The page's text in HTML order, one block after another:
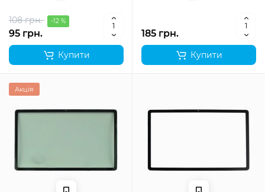
108 грн. -12 %
95 грн.
Купити
185 грн.
Купити
Акція